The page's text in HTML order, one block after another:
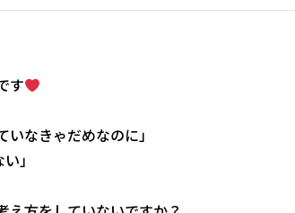
す
なきゃだめなのに」
」